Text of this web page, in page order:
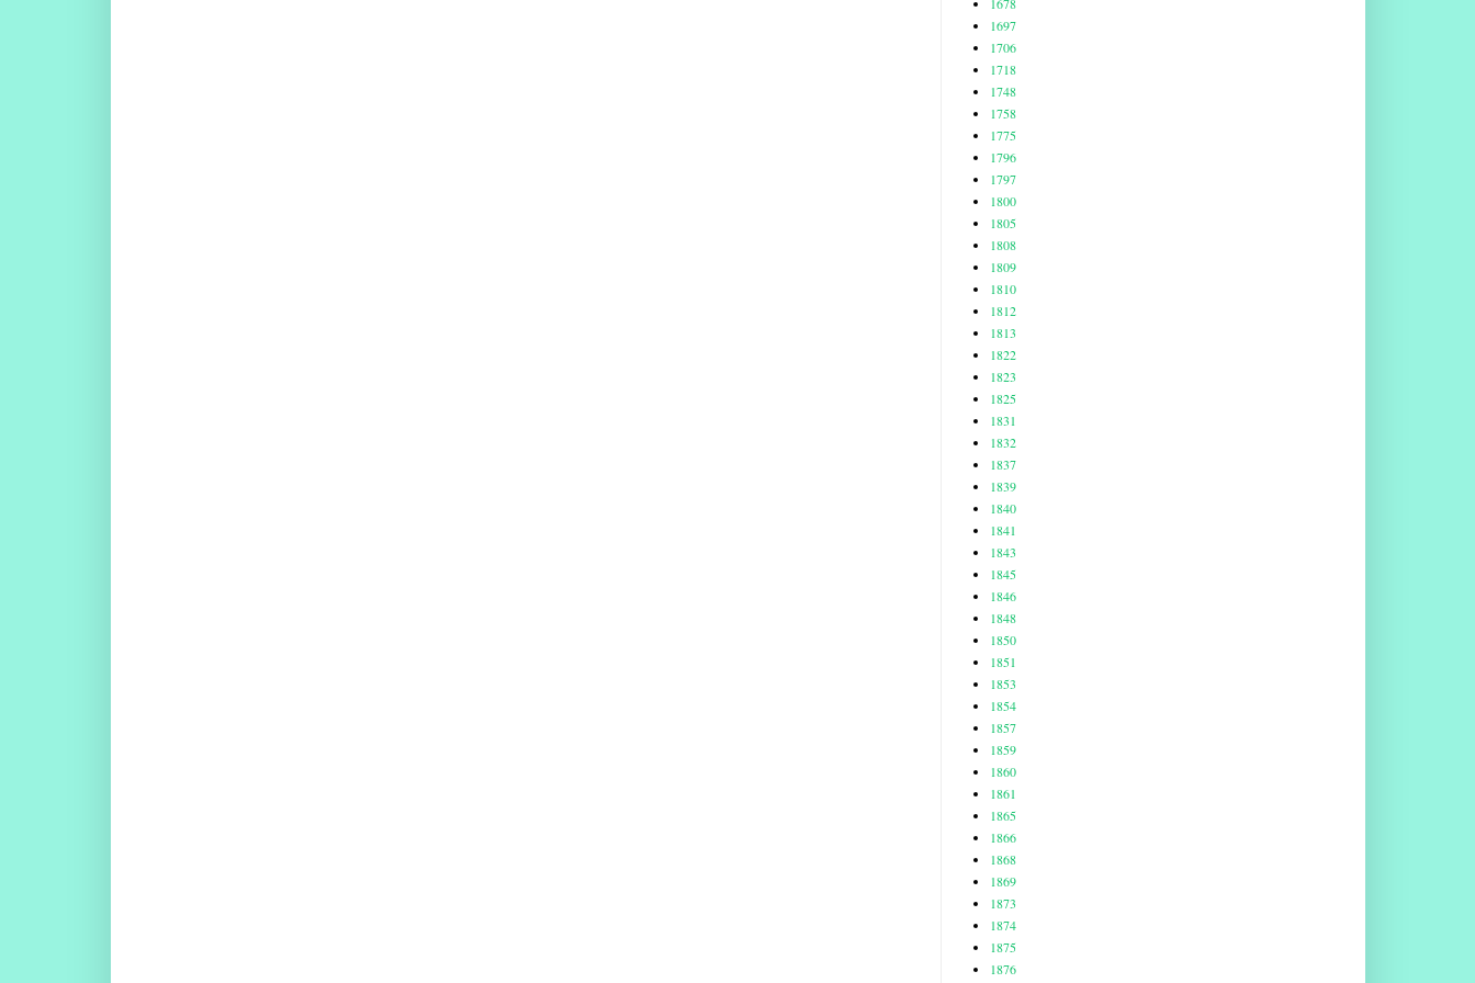
1697
1706
1718
1748
1758
1775
1796
1797
1800
1805
1808
1809
1810
1812
1813
1822
1823
1825
1831
1832
1837
1839
1840
1841
1843
1845
1846
1848
1850
1851
1853
1854
1857
1859
1860
1861
1865
1866
1868
1869
1873
1874
1875
1876